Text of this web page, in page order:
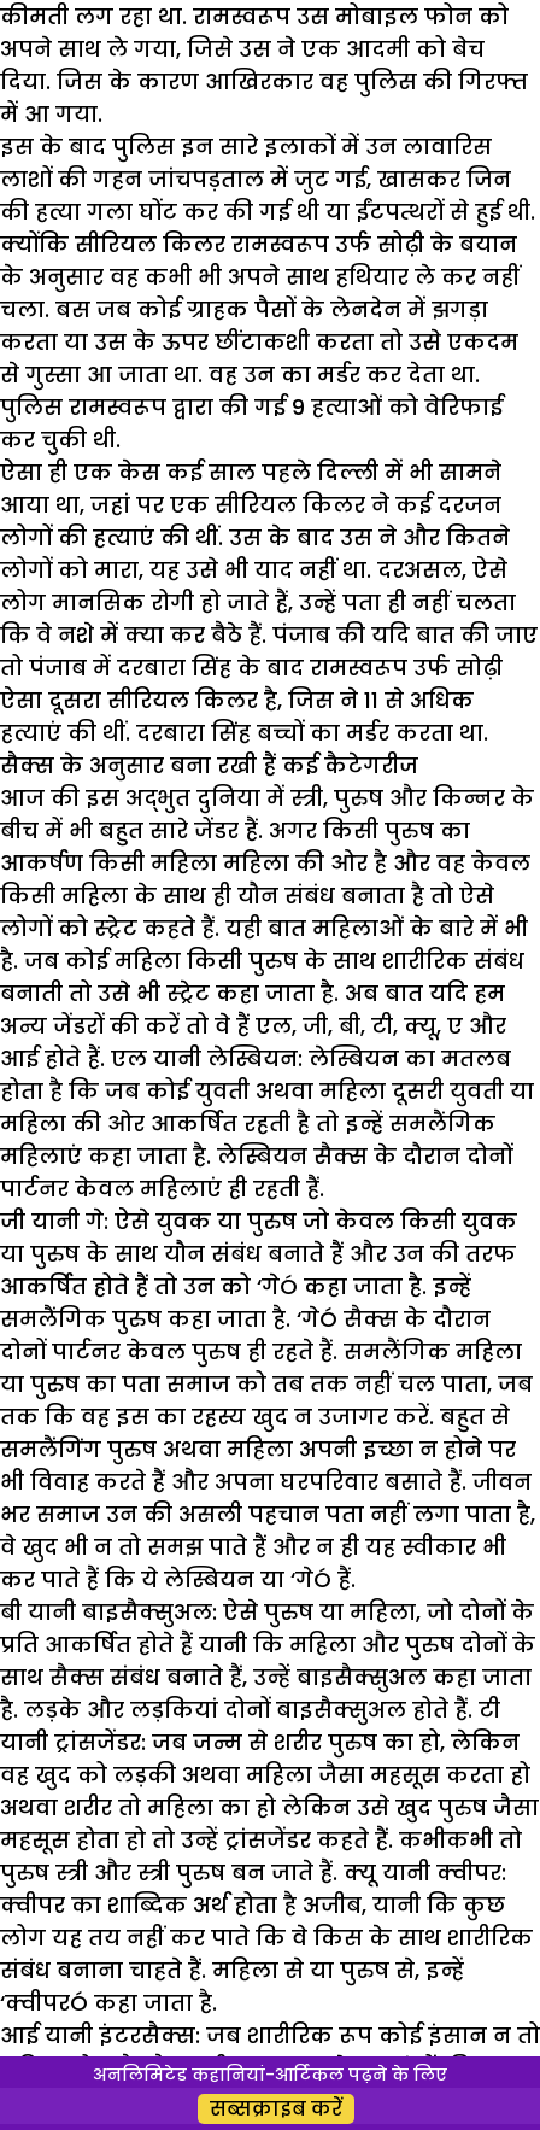
कीमती लग रहा था. रामस्वरूप उस मोबाइल फोन को
अपने साथ ले गया, जिसे उस ने एक आदमी को बेच
दिया. जिस के कारण आखिरकार वह पुलिस की गिरफ्त
में आ गया.
इस के बाद पुलिस इन सारे इलाकों में उन लावारिस
लाशों की गहन जांचपड़ताल में जुट गई, खासकर जिन
की हत्या गला घोंट कर की गई थी या ईंटपत्थरों से हुई थी.
क्योंकि सीरियल किलर रामस्वरूप उर्फ सोढ़ी के बयान
के अनुसार वह कभी भी अपने साथ हथियार ले कर नहीं
चला. बस जब कोई ग्राहक पैसों के लेनदेन में झगड़ा
करता या उस के ऊपर छींटाकशी करता तो उसे एकदम
से गुस्सा आ जाता था. वह उन का मर्डर कर देता था.
पुलिस रामस्वरूप द्वारा की गई 9 हत्याओं को वेरिफाई
कर चुकी थी.
ऐसा ही एक केस कई साल पहले दिल्ली में भी सामने
आया था, जहां पर एक सीरियल किलर ने कई दरजन
लोगों की हत्याएं की थीं. उस के बाद उस ने और कितने
लोगों को मारा, यह उसे भी याद नहीं था. दरअसल, ऐसे
लोग मानसिक रोगी हो जाते हैं, उन्हें पता ही नहीं चलता
कि वे नशे में क्या कर बैठे हैं. पंजाब की यदि बात की जाए
तो पंजाब में दरबारा सिंह के बाद रामस्वरूप उर्फ सोढ़ी
ऐसा दूसरा सीरियल किलर है, जिस ने 11 से अधिक
हत्याएं की थीं. दरबारा सिंह बच्चों का मर्डर करता था.
सैक्स के अनुसार बना रखी हैं कई कैटेगरीज
आज की इस अद्भुत दुनिया में स्त्री, पुरुष और किन्नर के
बीच में भी बहुत सारे जेंडर हैं. अगर किसी पुरुष का
आकर्षण किसी महिला महिला की ओर है और वह केवल
किसी महिला के साथ ही यौन संबंध बनाता है तो ऐसे
लोगों को स्ट्रेट कहते हैं. यही बात महिलाओं के बारे में भी
है. जब कोई महिला किसी पुरुष के साथ शारीरिक संबंध
बनाती तो उसे भी स्ट्रेट कहा जाता है. अब बात यदि हम
अन्य जेंडरों की करें तो वे हैं एल, जी, बी, टी, क्यू, ए और
आई होते हैं. एल यानी लेस्बियन: लेस्बियन का मतलब
होता है कि जब कोई युवती अथवा महिला दूसरी युवती या
महिला की ओर आकर्षित रहती है तो इन्हें समलैंगिक
महिलाएं कहा जाता है. लेस्बियन सैक्स के दौरान दोनों
पार्टनर केवल महिलाएं ही रहती हैं.
जी यानी गे: ऐसे युवक या पुरुष जो केवल किसी युवक
या पुरुष के साथ यौन संबंध बनाते हैं और उन की तरफ
आकर्षित होते हैं तो उन को ‘गेÓ कहा जाता है. इन्हें
समलैंगिक पुरुष कहा जाता है. ‘गेÓ सैक्स के दौरान
दोनों पार्टनर केवल पुरुष ही रहते हैं. समलैंगिक महिला
या पुरुष का पता समाज को तब तक नहीं चल पाता, जब
तक कि वह इस का रहस्य खुद न उजागर करें. बहुत से
समलैंगिंग पुरुष अथवा महिला अपनी इच्छा न होने पर
भी विवाह करते हैं और अपना घरपरिवार बसाते हैं. जीवन
भर समाज उन की असली पहचान पता नहीं लगा पाता है,
वे खुद भी न तो समझ पाते हैं और न ही यह स्वीकार भी
कर पाते हैं कि ये लेस्बियन या ‘गेÓ हैं.
बी यानी बाइसैक्सुअल: ऐसे पुरुष या महिला, जो दोनों के
प्रति आकर्षित होते हैं यानी कि महिला और पुरुष दोनों के
साथ सैक्स संबंध बनाते हैं, उन्हें बाइसैक्सुअल कहा जाता
है. लड़के और लड़कियां दोनों बाइसैक्सुअल होते हैं. टी
यानी ट्रांसजेंडर: जब जन्म से शरीर पुरुष का हो, लेकिन
वह खुद को लड़की अथवा महिला जैसा महसूस करता हो
अथवा शरीर तो महिला का हो लेकिन उसे खुद पुरुष जैसा
महसूस होता हो तो उन्हें ट्रांसजेंडर कहते हैं. कभीकभी तो
पुरुष स्त्री और स्त्री पुरुष बन जाते हैं. क्यू यानी क्वीपर:
क्वीपर का शाब्दिक अर्थ होता है अजीब, यानी कि कुछ
लोग यह तय नहीं कर पाते कि वे किस के साथ शारीरिक
संबंध बनाना चाहते हैं. महिला से या पुरुष से, इन्हें
‘क्वीपरÓ कहा जाता है.
आई यानी इंटरसैक्स: जब शारीरिक रूप कोई इंसान न तो
महिला होता है और न ही पुरुष, इन के गुप्तांगों की
पहचान स्पष्ट नहीं होती तो उन्हेंइंटरसैक्स
अनलिमिटेड कहानियां-आर्टिकल पढ़ने के लिए
सब्सक्राइब करें